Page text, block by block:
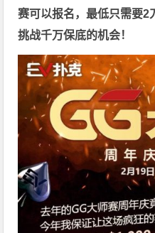
赛可以报名，最低只需要2
挑战千万保底的机会！